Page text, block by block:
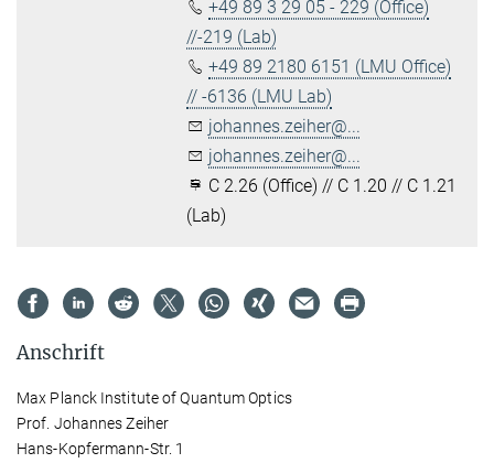
+49 89 3 29 05 - 229 (Office)
//-219 (Lab)
+49 89 2180 6151 (LMU Office)
// -6136 (LMU Lab)
johannes.zeiher@...
johannes.zeiher@...
C 2.26 (Office) // C 1.20 // C 1.21
(Lab)
Anschrift
Max Planck Institute of Quantum Optics
Prof. Johannes Zeiher
Hans-Kopfermann-Str. 1